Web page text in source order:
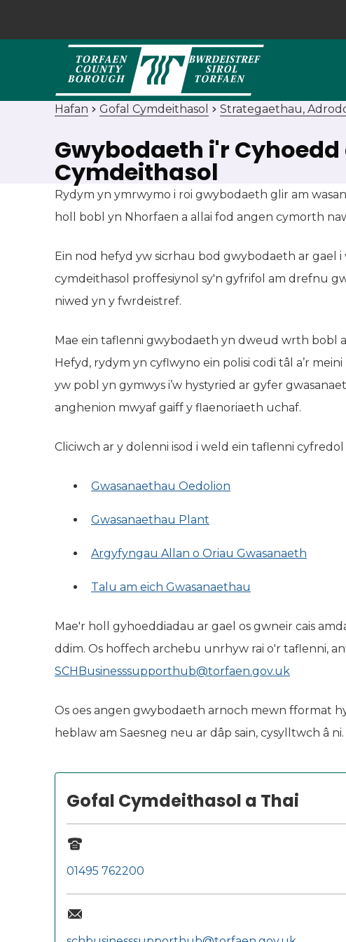
Hafan Gofal Cymdeithasol Strategaethau,
Gwybodaeth i'r
Cymdeithasol
Rydym yn ymrwymo i roi gwybodaeth glir am
holl bobl yn Nhorfaen a allai fod angen cymorth
Ein nod hefyd yw sicrhau bod gwybodaeth ar gael i
cymdeithasol proffesiynol sy'n gyfrifol am drefnu
niwed yn y fwrdeistref.
Mae ein taflenni gwybodaeth yn dweud wrth bobl
Hefyd, rydym yn cyflwyno ein polisi codi tâl a’r
yw pobl yn gymwys i’w hystyried ar gyfer
anghenion mwyaf gaiff y flaenoriaeth uchaf.
Cliciwch ar y dolenni isod i weld ein taflenni cyfredol
Gwasanaethau Oedolion
Gwasanaethau Plant
Argyfyngau Allan o Oriau Gwasanaeth
Talu am eich Gwasanaethau
Mae'r holl gyhoeddiadau ar gael os gwneir cais
ddim. Os hoffech archebu unrhyw rai o'r taflenni,
SCHBusinesssupporthub@torfaen.gov.uk
Os oes angen gwybodaeth arnoch mewn fformat
heblaw am Saesneg neu ar dâp sain, cysylltwch â ni.
Gofal Cymdeithasol a Thai
01495 762200